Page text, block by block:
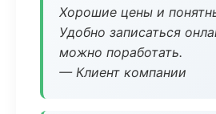
Хорошие цены и
Удобно записаться
можно поработать.
— Клиент компании